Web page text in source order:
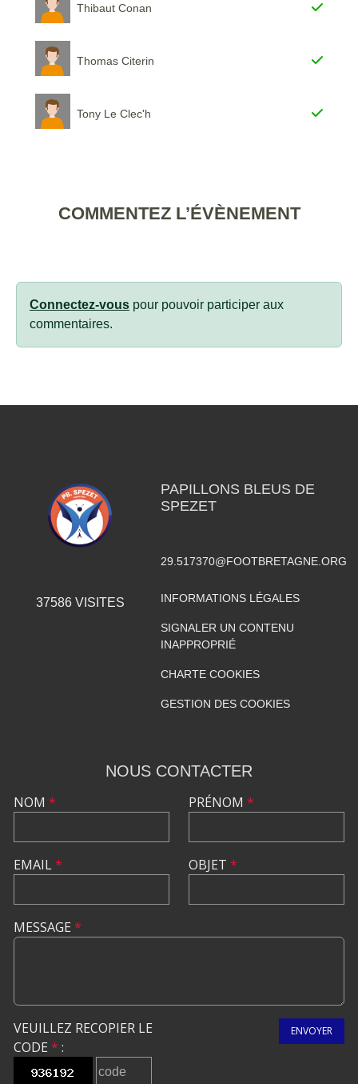
Thibaut Conan
Thomas Citerin
Tony Le Clec'h
COMMENTEZ L’ÉVÈNEMENT
Connectez-vous pour pouvoir participer aux
commentaires.
37586VISITES
PAPILLONS BLEUS DE
SPEZET
29.517370@FOOTBRETAGNE.ORG
INFORMATIONS LÉGALES
SIGNALER UN CONTENU
INAPPROPRIÉ
CHARTE COOKIES
GESTION DES COOKIES
NOUS CONTACTER
NOM *
EMAIL*
PRÉNOM *
OBJET *
MESSAGE *
VEUILLEZ RECOPIER LE
CODE * :
ENVOYER